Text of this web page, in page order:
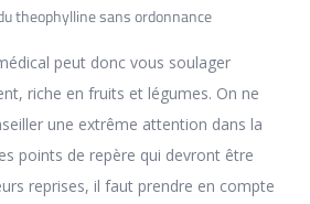
theophylline sans ordonnance
peut donc vous soulager
riche en fruits et légumes. On ne
une extrême attention dans la
points de repère qui devront être
reprises, il faut prendre en compte